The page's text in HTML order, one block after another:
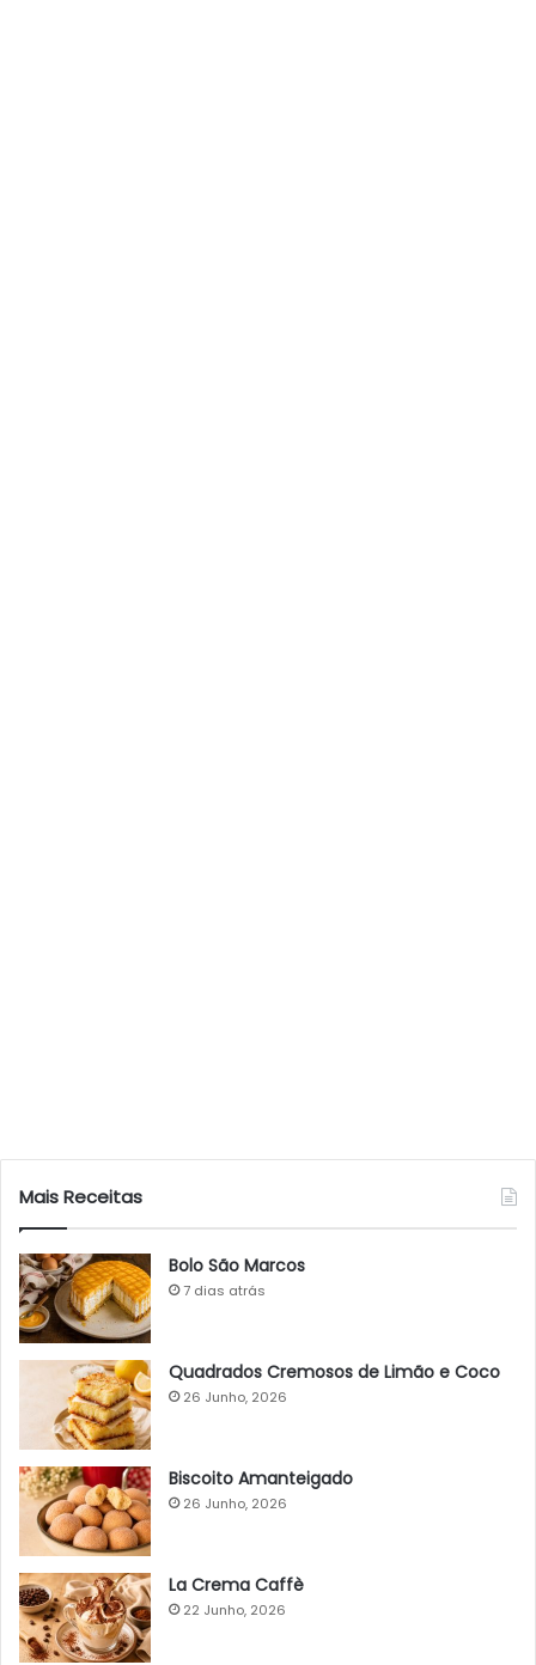
Mais Receitas
Bolo São Marcos
7 dias atrás
Quadrados Cremosos de Limão e Coco
26 Junho, 2026
Biscoito Amanteigado
26 Junho, 2026
La Crema Caffè
22 Junho, 2026